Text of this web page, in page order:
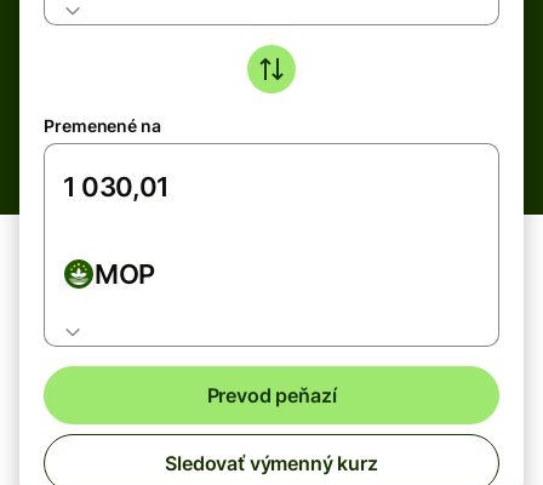
Premenené na
MOP
Prevod peňazí
Sledovať výmenný kurz